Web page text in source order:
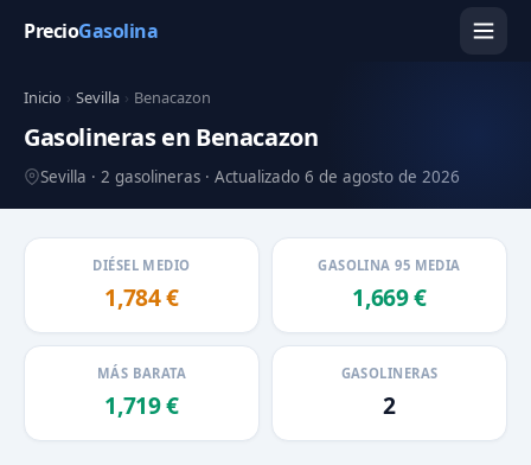
PrecioGasolina
Inicio › Sevilla › Benacazon
Gasolineras en Benacazon
Sevilla · 2 gasolineras · Actualizado 6 de agosto de 2026
DIÉSEL MEDIO
1,784 €
GASOLINA 95 MEDIA
1,669 €
MÁS BARATA
1,719 €
GASOLINERAS
2